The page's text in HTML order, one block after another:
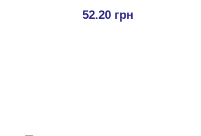
52.20 грн